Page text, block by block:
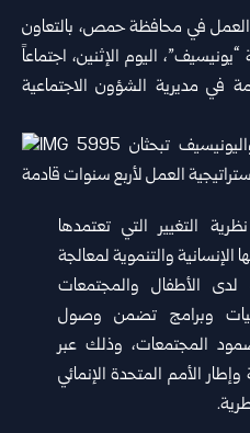
في محافظةحمص، بالتعاون
اليوم الإثنين، اجتماعاً
في مديرية الشؤون الاجتماعية
التغيير التي تعتمدها
والتنموية لمعالجة
لدى الأطفال والمجتمعات
وبرامج تضمن وصول
المجتمعات، وذلك عبر
الأمم المتحدة الإنمائي